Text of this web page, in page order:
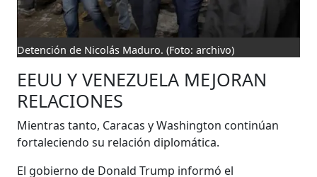
Detención de Nicolás Maduro. (Foto: archivo)
EEUU Y VENEZUELA MEJORAN
RELACIONES
Mientras tanto, Caracas y Washington continúan
fortaleciendo su relación diplomática.
El gobierno de Donald Trump informó el